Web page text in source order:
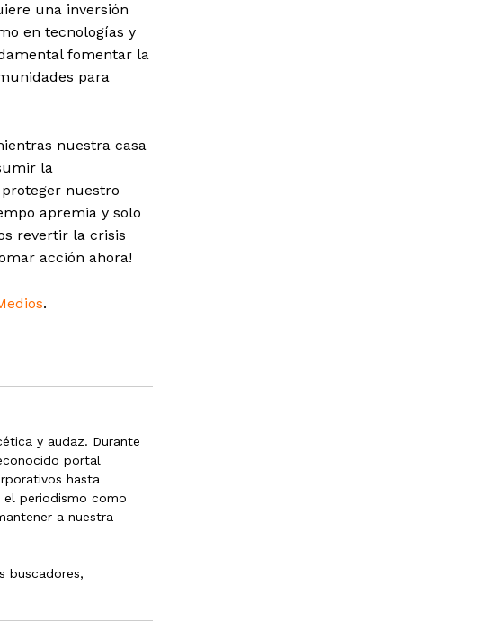
una inversión
en tecnologías y
fomentar la
para
nuestra casa
la
nuestro
apremia y solo
revertir la crisis
acción ahora!
.
y audaz. Durante
portal
hasta
el periodismo como
a nuestra
buscadores,